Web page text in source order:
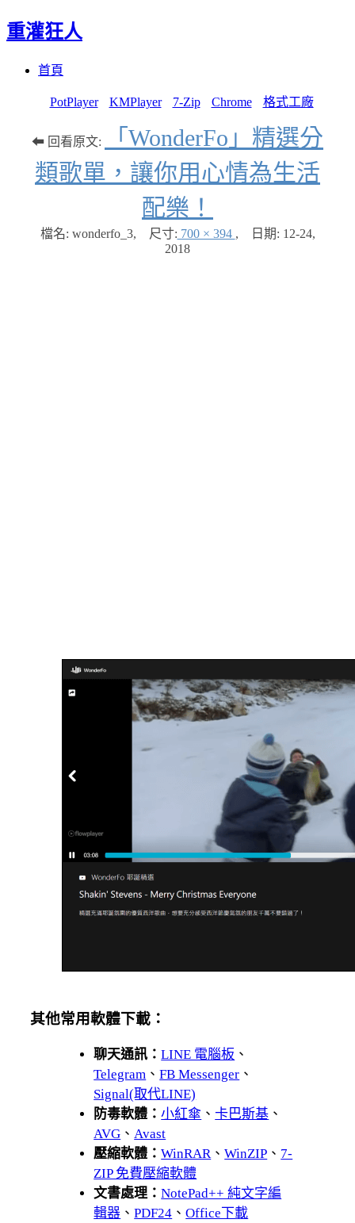
重灌狂人
首頁
PotPlayer KMPlayer 7-Zip Chrome 格式工廠
⬅ 回看原文:
「WonderFo」精選分
類歌單，讓你用心情為生活
配樂！
檔名: wonderfo_3, 尺寸: 700 × 394 , 日期: 12-24,
2018
其他常用軟體下載：
聊天通訊：LINE 電腦板 、
Telegram 、FB Messenger 、
Signal(取代LINE)
防毒軟體：小紅傘 、卡巴斯基 、
AVG 、 Avast
壓縮軟體：WinRAR 、WinZIP 、 7-
ZIP 免費壓縮軟體
文書處理：NotePad++ 純文字編
輯器 、PDF24 、Office下載